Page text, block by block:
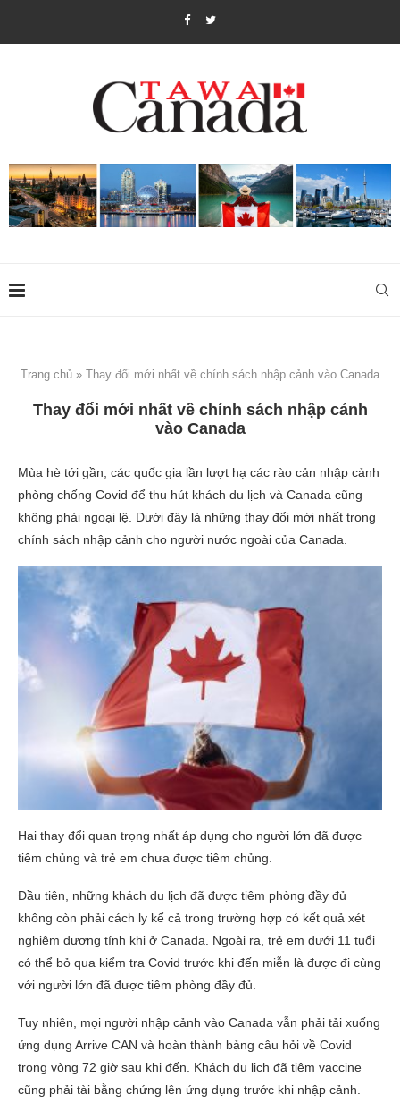
Trang chủ » Thay đổi mới nhất về chính sách nhập cảnh vào Canada
Thay đổi mới nhất về chính sách nhập cảnh
vào Canada
Mùa hè tới gần, các quốc gia lần lượt hạ các rào cản nhập cảnh
phòng chống Covid để thu hút khách du lịch và Canada cũng
không phải ngoại lệ. Dưới đây là những thay đổi mới nhất trong
chính sách nhập cảnh cho người nước ngoài của Canada.
Hai thay đổi quan trọng nhất áp dụng cho người lớn đã được
tiêm chủng và trẻ em chưa được tiêm chủng.
Đầu tiên, những khách du lịch đã được tiêm phòng đầy đủ
không còn phải cách ly kể cả trong trường hợp có kết quả xét
nghiệm dương tính khi ở Canada. Ngoài ra, trẻ em dưới 11 tuổi
có thể bỏ qua kiểm tra Covid trước khi đến miễn là được đi cùng
với người lớn đã được tiêm phòng đầy đủ.
Tuy nhiên, mọi người nhập cảnh vào Canada vẫn phải tải xuống
ứng dụng Arrive CAN và hoàn thành bảng câu hỏi về Covid
trong vòng 72 giờ sau khi đến. Khách du lịch đã tiêm vaccine
cũng phải tài bằng chứng lên ứng dụng trước khi nhập cảnh.